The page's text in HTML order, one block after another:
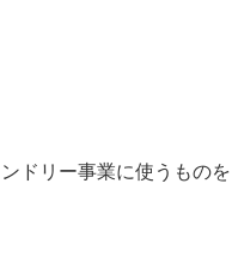
ドリー事業に使うものを